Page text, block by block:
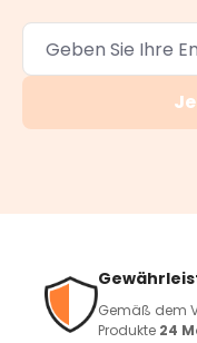
Gemäß dem
Produkte 24